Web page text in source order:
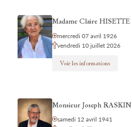
Madame Claire HISETTE
mercredi 07 avril 1926
vendredi 10 juillet 2026
Voir les informations
Monsieur Joseph RASKIN
samedi 12 avril 1941